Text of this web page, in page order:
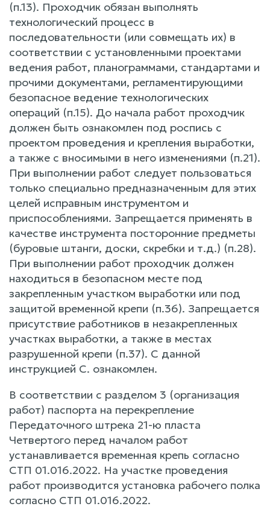
(п.13). Проходчик обязан выполнять
технологический процесс в
последовательности (или совмещать их) в
соответствии с установленными проектами
ведения работ, планограммами, стандартами и
прочими документами, регламентирующими
безопасное ведение технологических
операций (п.15). До начала работ проходчик
должен быть ознакомлен под роспись с
проектом проведения и крепления выработки,
а также с вносимыми в него изменениями (п.21).
При выполнении работ следует пользоваться
только специально предназначенным для этих
целей исправным инструментом и
приспособлениями. Запрещается применять в
качестве инструмента посторонние предметы
(буровые штанги, доски, скребки и т.д.) (п.28).
При выполнении работ проходчик должен
находиться в безопасном месте под
закрепленным участком выработки или под
защитой временной крепи (п.36). Запрещается
присутствие работников в незакрепленных
участках выработки, а также в местах
разрушенной крепи (п.37). С данной
инструкцией С. ознакомлен.
В соответствии с разделом 3 (организация
работ) паспорта на перекрепление
Передаточного штрека 21-ю пласта
Четвертого перед началом работ
устанавливается временная крепь согласно
СТП 01.016.2022. На участке проведения
работ производится установка рабочего полка
согласно СТП 01.016.2022.